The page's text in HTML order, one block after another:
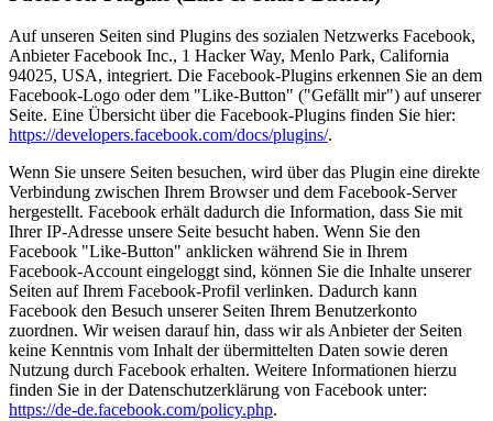
Auf unseren Seiten sind Plugins des sozialen Netzwerks Facebook,
Anbieter Facebook Inc., 1 Hacker Way, Menlo Park, California
94025, USA, integriert. Die Facebook-Plugins erkennen Sie an dem
Facebook-Logo oder dem "Like-Button" ("Gefällt mir") auf unserer
Seite. Eine Übersicht über die Facebook-Plugins finden Sie hier:
https://developers.facebook.com/docs/plugins/.
Wenn Sie unsere Seiten besuchen, wird über das Plugin eine direkte
Verbindung zwischen Ihrem Browser und dem Facebook-Server
hergestellt. Facebook erhält dadurch die Information, dass Sie mit
Ihrer IP-Adresse unsere Seite besucht haben. Wenn Sie den
Facebook "Like-Button" anklicken während Sie in Ihrem
Facebook-Account eingeloggt sind, können Sie die Inhalte unserer
Seiten auf Ihrem Facebook-Profil verlinken. Dadurch kann
Facebook den Besuch unserer Seiten Ihrem Benutzerkonto
zuordnen. Wir weisen darauf hin, dass wir als Anbieter der Seiten
keine Kenntnis vom Inhalt der übermittelten Daten sowie deren
Nutzung durch Facebook erhalten. Weitere Informationen hierzu
finden Sie in der Datenschutzerklärung von Facebook unter:
https://de-de.facebook.com/policy.php.